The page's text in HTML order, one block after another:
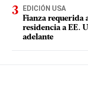
EDICIÓN USA
Fianza requerida
residencia a EE.
adelante